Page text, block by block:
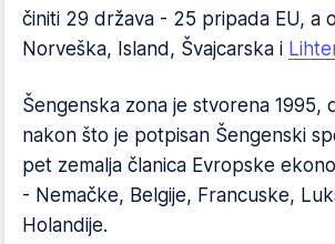
činiti 29 država - 25 pripada EU, a
Norveška, Island, Švajcarska i
Šengenska zona je stvorena 1995,
nakon što je potpisan Šengenski
pet zemalja članica Evropske
- Nemačke, Belgije, Francuske,
Holandije.